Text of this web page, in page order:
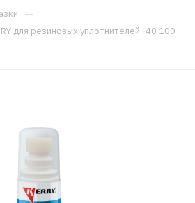
—
для резиновых уплотнителей -40 100